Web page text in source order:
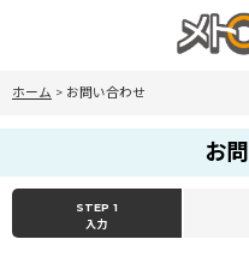
ホーム > お問い合わせ
お
STEP 1
入力